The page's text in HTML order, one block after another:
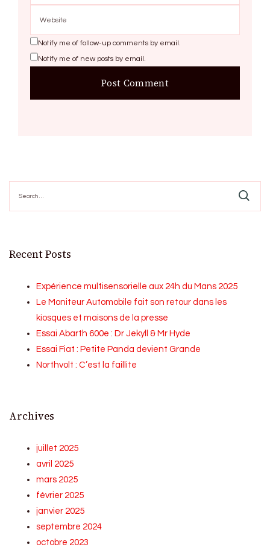
Notify me of follow-up comments by email.
Notify me of new posts by email.
for:
Recent Posts
Expérience multisensorielle aux 24h du Mans 2025
Le Moniteur Automobile fait son retour dans les
kiosques et maisons de la presse
Essai Abarth 600e : Dr Jekyll & Mr Hyde
Essai Fiat : Petite Panda devient Grande
Northvolt : C’est la faillite
Archives
juillet 2025
avril 2025
mars 2025
février 2025
janvier 2025
septembre 2024
octobre 2023